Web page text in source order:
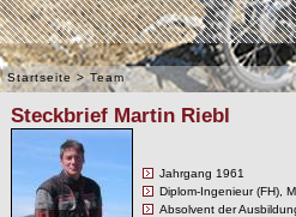
Startseite > Team
Steckbrief Martin Riebl
Jahrgang 1961
Diplom-Ingenieur (FH),
Absolvent der